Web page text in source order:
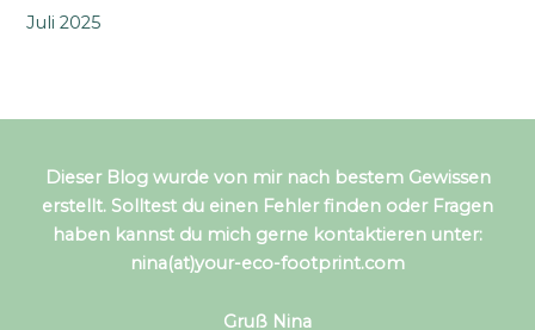
Juli 2025
Dieser Blog wurde von mir nach bestem Gewissen
erstellt. Solltest du einen Fehler finden oder Fragen
haben kannst du mich gerne kontaktieren unter:
nina(at)your-eco-footprint.com
Gruß Nina